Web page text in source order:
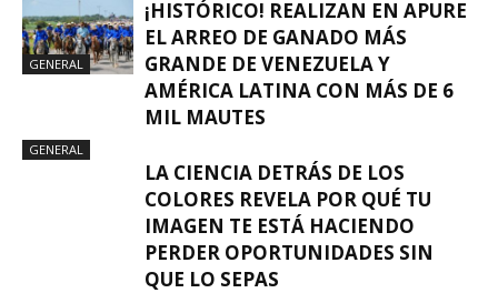
GENERAL
¡HISTÓRICO! REALIZAN EN APURE
EL ARREO DE GANADO MÁS
GRANDE DE VENEZUELA Y
AMÉRICA LATINA CON MÁS DE 6
MIL MAUTES
GENERAL
LA CIENCIA DETRÁS DE LOS
COLORES REVELA POR QUÉ TU
IMAGEN TE ESTÁ HACIENDO
PERDER OPORTUNIDADES SIN
QUE LO SEPAS